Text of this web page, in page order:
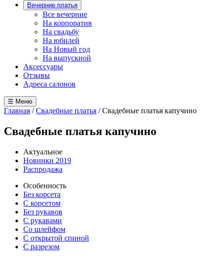
Вечерние платья
Все вечерние
На корпоратив
На свадьбу
На юбилей
На Новый год
На выпускной
Аксессуары
Отзывы
Адреса салонов
☰ Меню
Главная /Свадебные платья /Свадебные платья капучино
Свадебные платья капучино
Актуальное
Новинки 2019
Распродажа
Особенность
Без корсета
С корсетом
Без рукавов
С рукавами
Со шлейфом
С открытой спиной
С разрезом